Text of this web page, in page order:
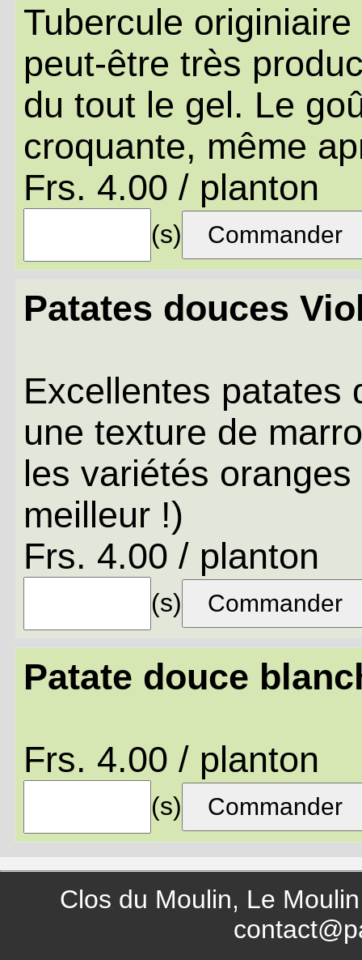
Tubercule
peut-être très
du tout le gel. Le
croquante, même
Frs. 4.00 / planton
(s)
Patates douces
Excellentes patates
une texture de
les variétés
meilleur !)
Frs. 4.00 / planton
(s)
Patate douce
Frs. 4.00 / planton
(s)
Clos du Moulin, Le